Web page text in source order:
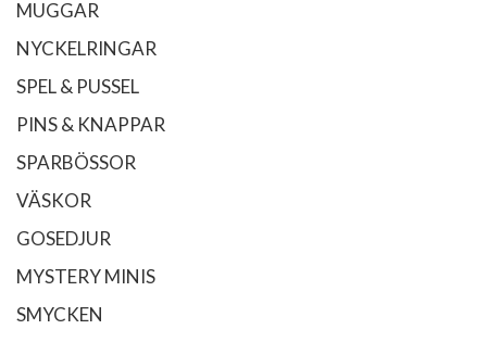
MUGGAR
NYCKELRINGAR
SPEL & PUSSEL
PINS & KNAPPAR
SPARBÖSSOR
VÄSKOR
GOSEDJUR
MYSTERY MINIS
SMYCKEN